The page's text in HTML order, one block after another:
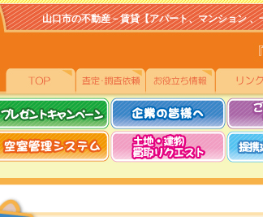
山口市の不動産－賃貸【アパート、マンション 、一